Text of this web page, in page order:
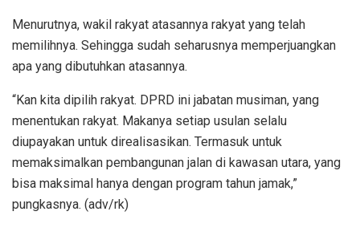
Menurutnya, wakil rakyat atasannya rakyat yang telah
memilihnya. Sehingga sudah seharusnya memperjuangkan
apa yang dibutuhkan atasannya.
“Kan kita dipilih rakyat. DPRD ini jabatan musiman, yang
menentukan rakyat. Makanya setiap usulan selalu
diupayakan untuk direalisasikan. Termasuk untuk
memaksimalkan pembangunan jalan di kawasan utara, yang
bisa maksimal hanya dengan program tahun jamak,”
pungkasnya. (adv/rk)